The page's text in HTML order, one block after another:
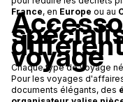
France, en Europe ou au
voyage
Chaque type de voyage
Pour les voyages
documents élégants, des